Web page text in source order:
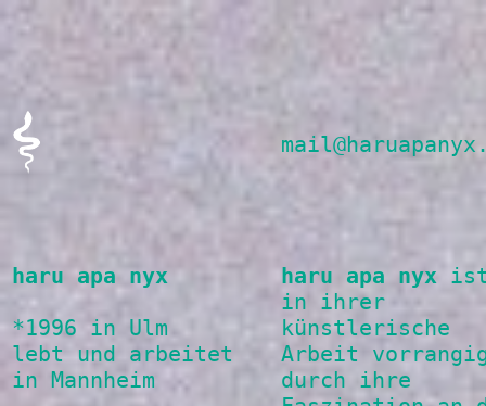
haru apa nyx
*1996 in Ulm
lebt und arbeitet
in Mannheim
haru apa nyx
in ihrer
künstlerische
Arbeit
durch ihre